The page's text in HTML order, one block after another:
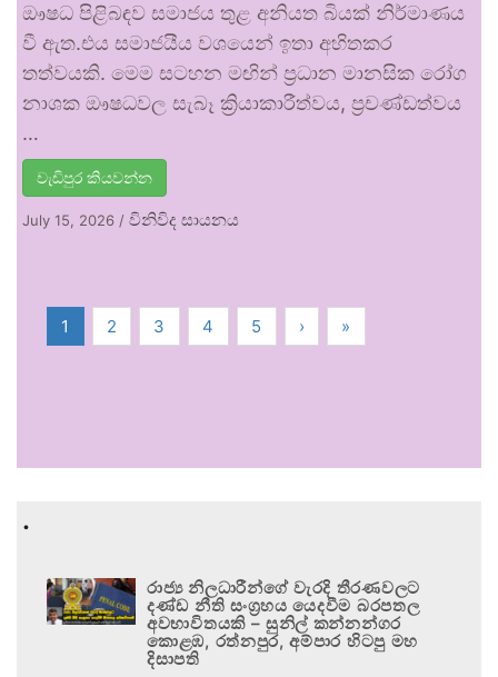
ඖෂධ පිළිබඳව සමාජය තුළ අනියත බියක් නිර්මාණය
වී ඇත.එය සමාජයීය වශයෙන් ඉතා අහිතකර
තත්වයකි. මෙම සටහන මඟින් ප්‍රධාන මානසික රෝග
නාශක ඖෂධවල සැබෑ ක්‍රියාකාරීත්වය, ප්‍රචණ්ඩත්වය
…
වැඩිපුර කියවන්න
July 15, 2026 / විනිවිද සායනය
1 2 3 4 5 › »
.
රාජ්‍ය නිලධාරීන්ගේ වැරදි තීරණවලට
දණ්ඩ නීති සංග්‍රහය යෙදවීම බරපතල
අවභාවිතයකි – සුනිල් කන්නන්ගර
කොළඹ, රත්නපුර, අම්පාර හිටපු මහ
දිසාපති